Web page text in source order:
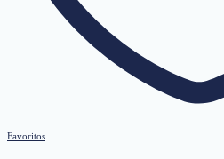
Favoritos